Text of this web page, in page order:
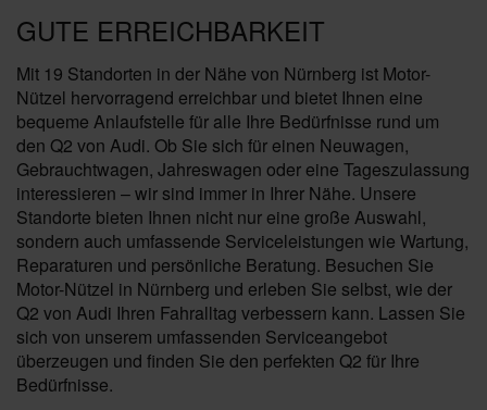
GUTE ERREICHBARKEIT
Mit 19 Standorten in der Nähe von Nürnberg ist Motor-
Nützel hervorragend erreichbar und bietet Ihnen eine
bequeme Anlaufstelle für alle Ihre Bedürfnisse rund um
den Q2 von Audi. Ob Sie sich für einen Neuwagen,
Gebrauchtwagen, Jahreswagen oder eine Tageszulassung
interessieren – wir sind immer in Ihrer Nähe. Unsere
Standorte bieten Ihnen nicht nur eine große Auswahl,
sondern auch umfassende Serviceleistungen wie Wartung,
Reparaturen und persönliche Beratung. Besuchen Sie
Motor-Nützel in Nürnberg und erleben Sie selbst, wie der
Q2 von Audi Ihren Fahralltag verbessern kann. Lassen Sie
sich von unserem umfassenden Serviceangebot
überzeugen und finden Sie den perfekten Q2 für Ihre
Bedürfnisse.